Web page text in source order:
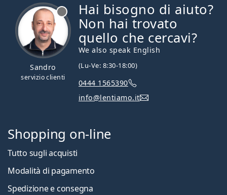
Sandro
servizio clienti
Hai bisogno di aiuto?
Non hai trovato
quello che cercavi?
We also speak English
(Lu-Ve: 8:30-18:00)
0444 1565390
info@lentiamo.it
Shopping on-line
Tutto sugli acquisti
Modalità di pagamento
Spedizione e consegna